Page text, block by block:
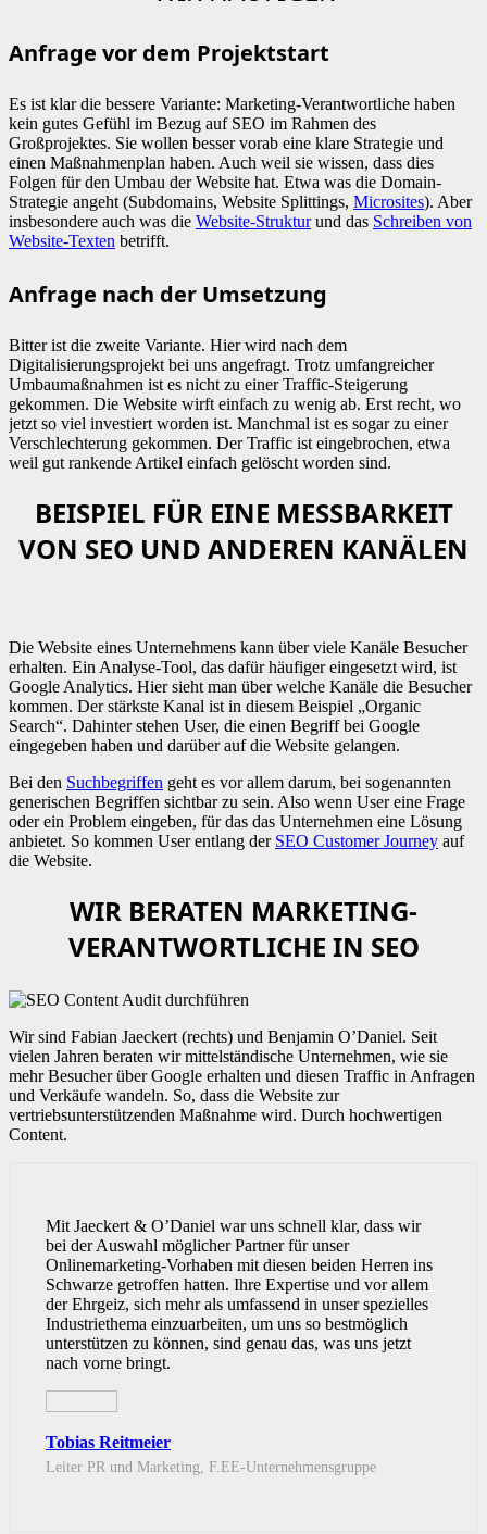
Anfrage vor dem Projektstart
Es ist klar die bessere Variante: Marketing-Verantwortliche haben
kein gutes Gefühl im Bezug auf SEO im Rahmen des
Großprojektes. Sie wollen besser vorab eine klare Strategie und
einen Maßnahmenplan haben. Auch weil sie wissen, dass dies
Folgen für den Umbau der Website hat. Etwa was die Domain-
Strategie angeht (Subdomains, Website Splittings, Microsites). Aber
insbesondere auch was die Website-Strukturund das Schreiben von
Website-Texten betrifft.
Anfrage nach der Umsetzung
Bitter ist die zweite Variante. Hier wird nach dem
Digitalisierungsprojekt bei uns angefragt. Trotz umfangreicher
Umbaumaßnahmen ist es nicht zu einer Traffic-Steigerung
gekommen. Die Website wirft einfach zu wenig ab. Erst recht, wo
jetzt so viel investiert worden ist. Manchmal ist es sogar zu einer
Verschlechterung gekommen. Der Traffic ist eingebrochen, etwa
weil gut rankende Artikel einfach gelöscht worden sind.
BEISPIEL FÜR EINE MESSBARKEIT
VON SEO UND ANDEREN KANÄLEN
Die Website eines Unternehmens kann über viele Kanäle Besucher
erhalten. Ein Analyse-Tool, das dafür häufiger eingesetzt wird, ist
Google Analytics. Hier sieht man über welche Kanäle die Besucher
kommen. Der stärkste Kanal ist in diesem Beispiel „Organic
Search“. Dahinter stehen User, die einen Begriff bei Google
eingegeben haben und darüber auf die Website gelangen.
Bei den Suchbegriffen geht es vor allem darum, bei sogenannten
generischen Begriffen sichtbar zu sein. Also wenn User eine Frage
oder ein Problem eingeben, für das das Unternehmen eine Lösung
anbietet. So kommen User entlang der SEO Customer Journey auf
die Website.
WIR BERATEN MARKETING-
VERANTWORTLICHE IN SEO
Wir sind Fabian Jaeckert (rechts) und Benjamin O’Daniel. Seit
vielen Jahren beraten wir mittelständische Unternehmen, wie sie
mehr Besucher über Google erhalten und diesen Traffic in Anfragen
und Verkäufe wandeln. So, dass die Website zur
vertriebsunterstützenden Maßnahme wird. Durch hochwertigen
Content.
Mit Jaeckert & O’Daniel war uns schnell klar, dass wir
bei der Auswahl möglicher Partner für unser
Onlinemarketing-Vorhaben mit diesen beiden Herren ins
Schwarze getroffen hatten. Ihre Expertise und vor allem
der Ehrgeiz, sich mehr als umfassend in unser spezielles
Industriethema einzuarbeiten, um uns so bestmöglich
unterstützen zu können, sind genau das, was uns jetzt
nach vorne bringt.
Tobias Reitmeier
Leiter PR und Marketing, F.EE-Unternehmensgruppe